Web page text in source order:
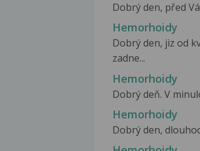
Dobrý den, před
Hemorhoidy
Dobrý den, jiz od
zadne...
Hemorhoidy
Dobrý deň. V
Hemorhoidy
Dobrý den,